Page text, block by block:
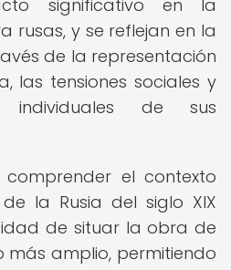
significativo en la
rusas, y se reflejan en la
de la representación
las tensiones sociales y
individuales de sus
el contexto
la Rusia del siglo XIX
de situar la obra de
más amplio, permitiendo